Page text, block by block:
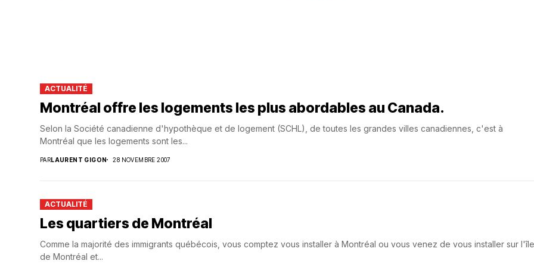
ACTUALITÉ
Montréal offre les logements les plus abordables au Canada.
Selon la Société canadienne d'hypothèque et de logement (SCHL), de toutes les grandes villes canadiennes, c'est à
Montréal que les logements sont les...
PARLAURENT GIGON 28 NOVEMBRE 2007
ACTUALITÉ
Les quartiers de Montréal
Comme la majorité des immigrants québécois, vous comptez vous installer à Montréal ou vous venez de vous installer sur l'île
de Montréal et...